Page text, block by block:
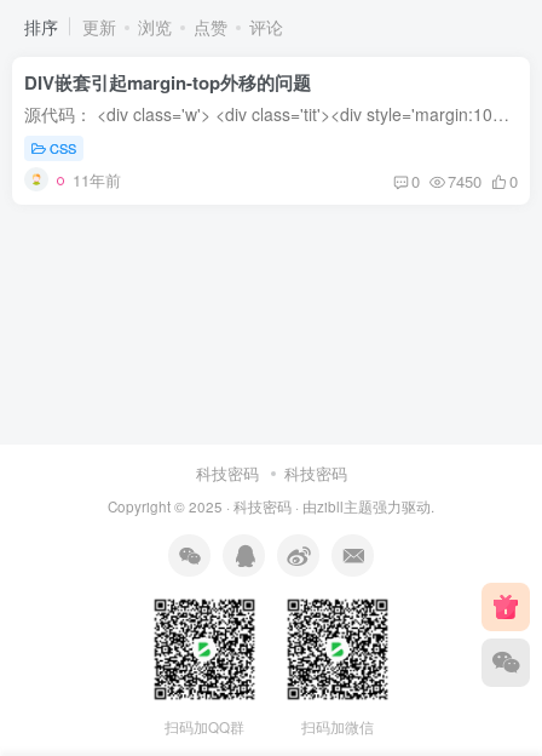
排序 更新 浏览 点赞 评论
DIV嵌套引起margin-top外移的问题
源代码： <div class='w'> <div class='tit'><div style='margin:10px 15px; height:20px; line-height:20px;'>猛牛软件</div></div> <div class='nam'>贝...
CSS
11年前 0 7450 0
科技密码 科技密码
Copyright © 2025 · 科技密码 · 由zibll主题强力驱动.
扫码加QQ群 扫码加微信